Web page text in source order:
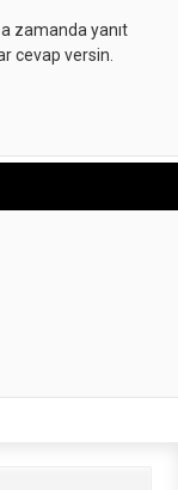
zamanda yanıt
cevap versin.